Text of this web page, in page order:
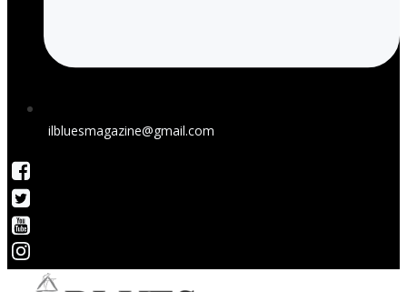
ilbluesmagazine@gmail.com